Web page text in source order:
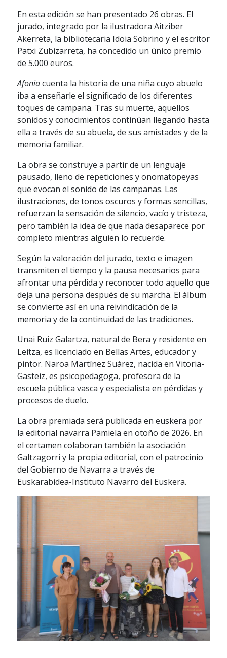
En esta edición se han presentado 26 obras. El
jurado, integrado por la ilustradora Aitziber
Akerreta, la bibliotecaria Idoia Sobrino y el escritor
Patxi Zubizarreta, ha concedido un único premio
de 5.000 euros.
Afoniacuenta la historia de una niña cuyo abuelo
iba a enseñarle el significado de los diferentes
toques de campana. Tras su muerte, aquellos
sonidos y conocimientos continúan llegando hasta
ella a través de su abuela, de sus amistades y de la
memoria familiar.
La obra se construye a partir de un lenguaje
pausado, lleno de repeticiones y onomatopeyas
que evocan el sonido de las campanas. Las
ilustraciones, de tonos oscuros y formas sencillas,
refuerzan la sensación de silencio, vacío y tristeza,
pero también la idea de que nada desaparece por
completo mientras alguien lo recuerde.
Según la valoración del jurado, texto e imagen
transmiten el tiempo y la pausa necesarios para
afrontar una pérdida y reconocer todo aquello que
deja una persona después de su marcha. El álbum
se convierte así en una reivindicación de la
memoria y de la continuidad de las tradiciones.
Unai Ruiz Galartza, natural de Bera y residente en
Leitza, es licenciado en Bellas Artes, educador y
pintor. Naroa Martínez Suárez, nacida en Vitoria-
Gasteiz, es psicopedagoga, profesora de la
escuela pública vasca y especialista en pérdidas y
procesos de duelo.
La obra premiada será publicada en euskera por
la editorial navarra Pamiela en otoño de 2026. En
el certamen colaboran también la asociación
Galtzagorri y la propia editorial, con el patrocinio
del Gobierno de Navarra a través de
Euskarabidea-Instituto Navarro del Euskera.